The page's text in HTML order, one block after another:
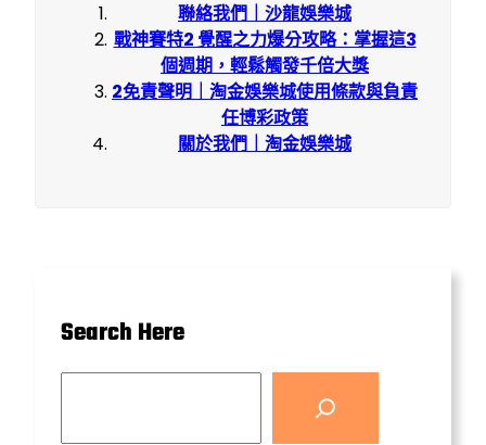
聯絡我們｜沙龍娛樂城
戰神賽特2 覺醒之力爆分攻略：掌握這3
個週期，輕鬆觸發千倍大獎
2免責聲明｜淘金娛樂城使用條款與負責
任博彩政策
關於我們｜淘金娛樂城
Search Here